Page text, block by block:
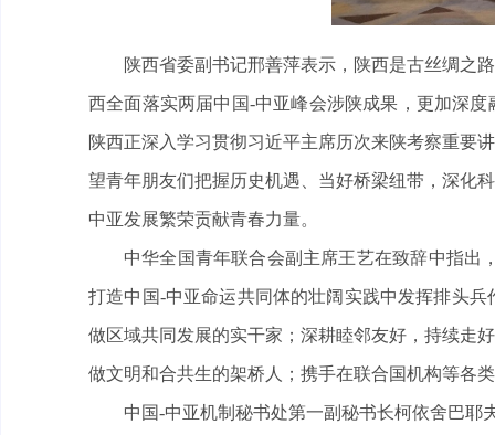
陕西省委副书记邢善萍表示，陕西是古丝绸之
西全面落实两届中国-中亚峰会涉陕成果，更加深
陕西正深入学习贯彻习近平主席历次来陕考察重要
望青年朋友们把握历史机遇、当好桥梁纽带，深化
中亚发展繁荣贡献青春力量。
中华全国青年联合会副主席王艺在致辞中指出
打造中国-中亚命运共同体的壮阔实践中发挥排头
做区域共同发展的实干家；深耕睦邻友好，持续走
做文明和合共生的架桥人；携手在联合国机构等各
中国-中亚机制秘书处第一副秘书长柯依舍巴耶